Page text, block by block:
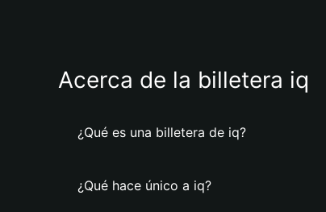
Acerca de la billetera iq
¿Qué es una billetera de iq?
¿Qué hace único a iq?